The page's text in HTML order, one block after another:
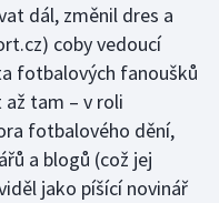
dál, změnil dres a
coby vedoucí
fotbalových fanoušků
tam – v roli
fotbalového dění,
a blogů (což jej
jako píšící novinář